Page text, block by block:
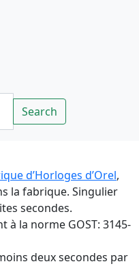
Rechercher
Search
d’Horloges d’Orel,
la fabrique. Singulier
secondes.
la norme GOST: 3145-
deux secondes par